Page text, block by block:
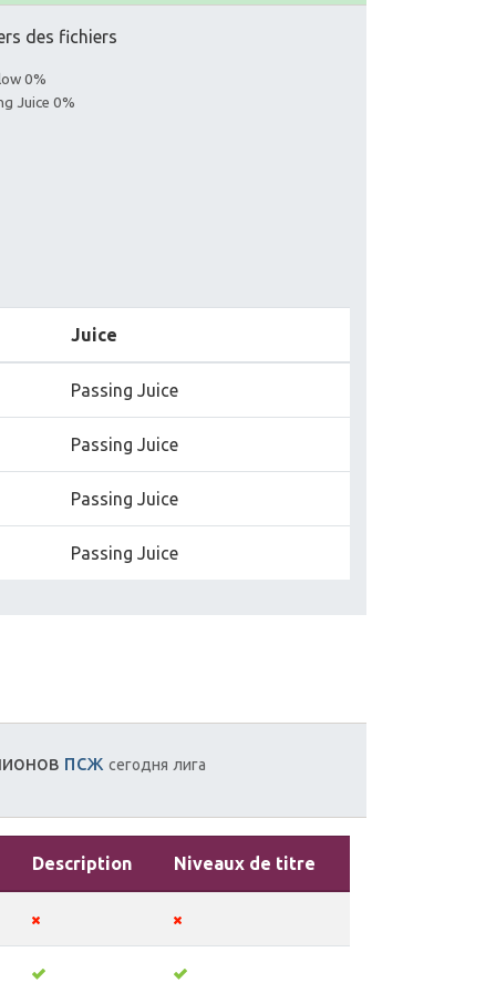
des fichiers
0%
Juice 0%
Juice
Passing Juice
Passing Juice
Passing Juice
Passing Juice
псж сегодня лига
Description Niveaux de titre